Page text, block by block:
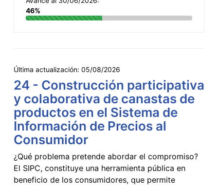
46%
Última actualización: 05/08/2026
24 - Construcción participativa
y colaborativa de canastas de
productos en el Sistema de
Información de Precios al
Consumidor
¿Qué problema pretende abordar el compromiso?
El SIPC, constituye una herramienta pública en
beneficio de los consumidores, que permite